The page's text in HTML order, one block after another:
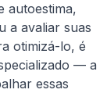
autoestima,
a avaliar suas
otimizá-lo, é
— a
essas